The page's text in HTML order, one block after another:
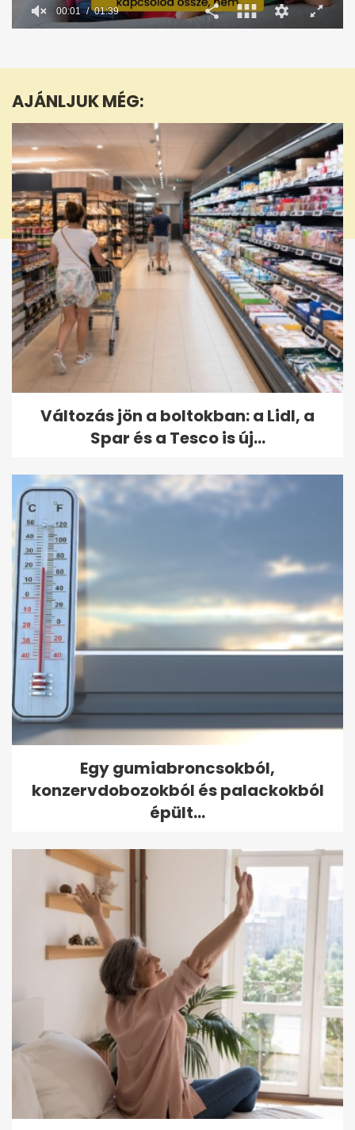
1
39
seconds
AJÁNLJUK MÉG:
Változás jön a boltokban: a Lidl, a
Spar és a Tesco is új...
Egy gumiabroncsokból,
konzervdobozokból és palackokból
épült...